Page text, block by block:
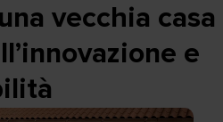
vecchia casa
e